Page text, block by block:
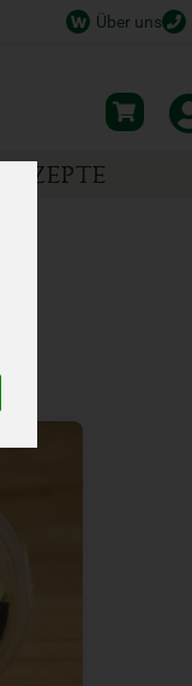
Über uns
REZEPTE